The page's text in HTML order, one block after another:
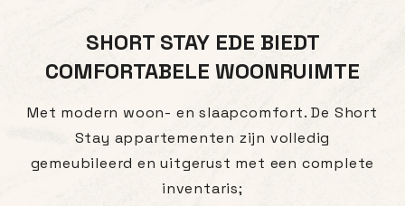
SHORT STAY EDE BIEDT
COMFORTABELE WOONRUIMTE
Met modern woon- en slaapcomfort. De Short
Stay appartementen zijn volledig
gemeubileerd en uitgerust met een complete
inventaris;